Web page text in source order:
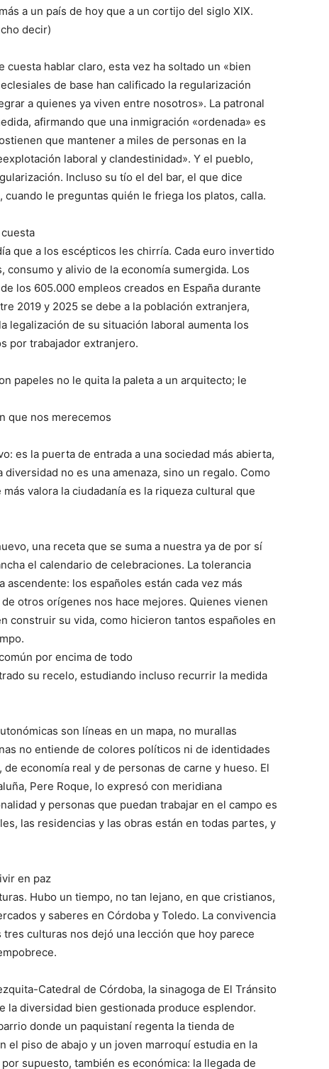
a un país de hoy que a un cortijo del siglo XIX.
decir)
cuesta hablar claro, esta vez ha soltado un «bien
de base han calificado la regularización
a quienes ya viven entre nosotros». La patronal
afirmando que una inmigración «ordenada» es
que mantener a miles de personas en la
laboral y clandestinidad». Y el pueblo,
Incluso su tío el del bar, el que dice
le preguntas quién le friega los platos, calla.
que a los escépticos les chirría. Cada euro invertido
y alivio de la economía sumergida. Los
los 605.000 empleos creados en España durante
2019 y 2025 se debe a la población extranjera,
legalización de su situación laboral aumenta los
por trabajador extranjero.
papeles no le quita la paleta a un arquitecto; le
que nos merecemos
es la puerta de entrada a una sociedad más abierta,
no es una amenaza, sino un regalo. Como
valora la ciudadanía es la riqueza cultural que
una receta que se suma a nuestra ya de por sí
el calendario de celebraciones. La tolerancia
los españoles están cada vez más
otros orígenes nos hace mejores. Quienes vienen
construir su vida, como hicieron tantos españoles en
por encima de todo
su recelo, estudiando incluso recurrir la medida
son líneas en un mapa, no murallas
no entiende de colores políticos ni de identidades
economía real y de personas de carne y hueso. El
Pere Roque, lo expresó con meridiana
y personas que puedan trabajar en el campo es
las residencias y las obras están en todas partes, y
en paz
Hubo un tiempo, no tan lejano, en que cristianos,
y saberes en Córdoba y Toledo. La convivencia
culturas nos dejó una lección que hoy parece
Catedral de Córdoba, la sinagoga de El Tránsito
la diversidad bien gestionada produce esplendor.
donde un paquistaní regenta la tienda de
el piso de abajo y un joven marroquí estudia en la
supuesto, también es económica: la llegada de